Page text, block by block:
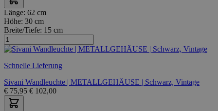
Länge: 62 cm
Höhe: 30 cm
Breite/Tiefe: 15 cm
Schnelle Lieferung
Sivani Wandleuchte | METALLGEHÄUSE | Schwarz, Vintage
€ 75,95 € 102,00